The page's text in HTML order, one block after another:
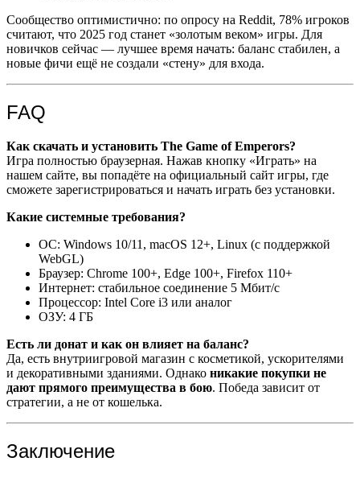
Сообщество оптимистично: по опросу на Reddit, 78% игроков
считают, что 2025 год станет «золотым веком» игры. Для
новичков сейчас — лучшее время начать: баланс стабилен, а
новые фичи ещё не создали «стену» для входа.
FAQ
Как скачать и установить The Game of Emperors?
Игра полностью браузерная. Нажав кнопку «Играть» на
нашем сайте, вы попадёте на официальный сайт игры, где
сможете зарегистрироваться и начать играть без установки.
Какие системные требования?
ОС: Windows 10/11, macOS 12+, Linux (с поддержкой
WebGL)
Браузер: Chrome 100+, Edge 100+, Firefox 110+
Интернет: стабильное соединение 5 Мбит/с
Процессор: Intel Core i3 или аналог
ОЗУ: 4 ГБ
Есть ли донат и как он влияет на баланс?
Да, есть внутриигровой магазин с косметикой, ускорителями
и декоративными зданиями. Однако никакие покупки не
дают прямого преимущества в бою. Победа зависит от
стратегии, а не от кошелька.
Заключение